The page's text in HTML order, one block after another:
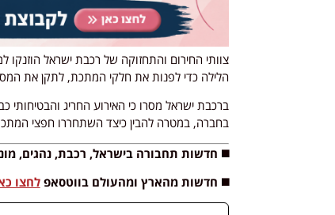
צוותי החירום והתחזוקה של רכבת ישראל הוזנקו
הלילה כדי לפנות את חלקי המתכת, לתקן את
ברכבת ישראל מסרו כי האירוע החריג
בחברה, במטרה להבין כיצד השתחררו חפצי
◼️ חדשות תחבורה בישראל, רכבת, נהגים,
◼️ חדשות מהארץ ומהעולם בווטסאפלחצו